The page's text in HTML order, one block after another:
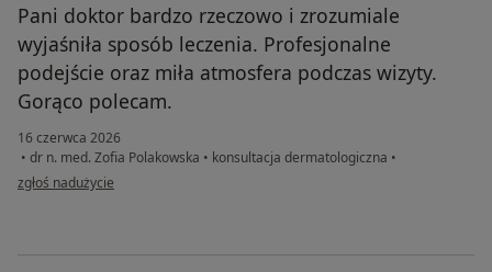
Pani doktor bardzo rzeczowo i zrozumiale
wyjaśniła sposób leczenia. Profesjonalne
podejście oraz miła atmosfera podczas wizyty.
Gorąco polecam.
16 czerwca 2026
• dr n. med. Zofia Polakowska • konsultacja dermatologiczna •
w opinii użytkownika Iwona D.
zgłoś nadużycie